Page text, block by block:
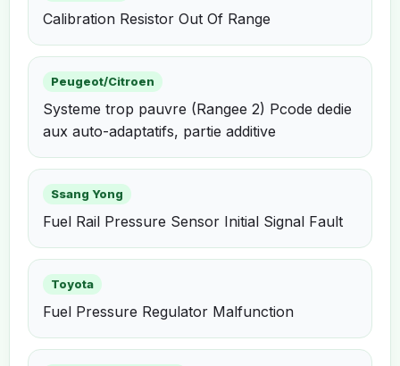
Calibration Resistor Out Of Range
Peugeot/Citroen
Systeme trop pauvre (Rangee 2) Pcode dedie
aux auto-adaptatifs, partie additive
Ssang Yong
Fuel Rail Pressure Sensor Initial Signal Fault
Toyota
Fuel Pressure Regulator Malfunction